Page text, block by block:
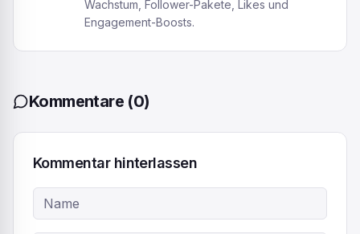
Wachstum, Follower-Pakete, Likes und
Engagement-Boosts.
Kommentare (0)
Kommentar hinterlassen